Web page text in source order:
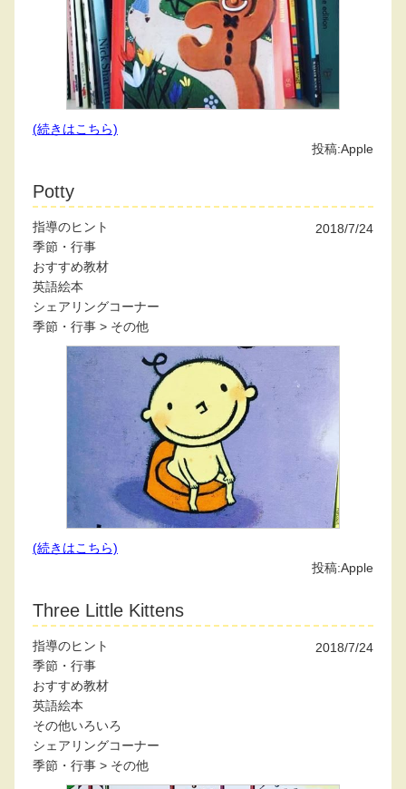
(続きはこちら)
投稿:Apple
Potty
2018/7/24
指導のヒント
季節・行事
おすすめ教材
英語絵本
シェアリングコーナー
季節・行事 > その他
(続きはこちら)
投稿:Apple
Three Little Kittens
2018/7/24
指導のヒント
季節・行事
おすすめ教材
英語絵本
その他いろいろ
シェアリングコーナー
季節・行事 > その他